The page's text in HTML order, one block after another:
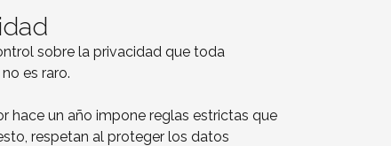
sobre la privacidad que toda
es raro.
hace un año impone reglas estrictas que
respetan al proteger los datos